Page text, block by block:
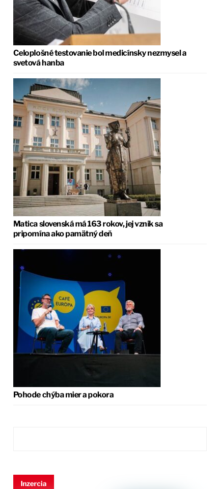
Celoplošné testovanie bol medicínsky nezmysel a
svetová hanba
Matica slovenská má 163 rokov, jej vznik sa
pripomína ako pamätný deň
Pohode chýba mier a pokora
Inzercia